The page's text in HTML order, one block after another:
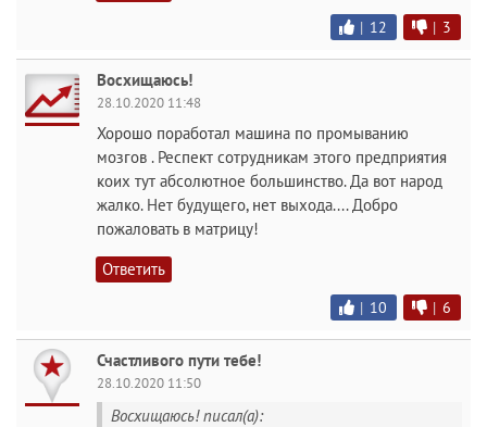
| 12 | 3
Восхищаюсь!
28.10.2020 11:48
Хорошо поработал машина по промыванию
мозгов . Респект сотрудникам этого предприятия
коих тут абсолютное большинство. Да вот народ
жалко. Нет будущего, нет выхода.... Добро
пожаловать в матрицу!
Ответить
| 10 | 6
Счастливого пути тебе!
28.10.2020 11:50
Восхищаюсь! писал(а):